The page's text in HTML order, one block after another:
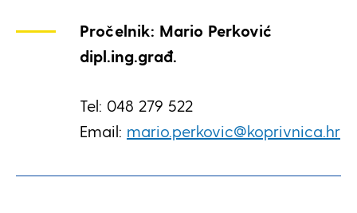
Pročelnik: Mario Perković
dipl.ing.građ.
Tel: 048 279 522
Email: mario.perkovic@koprivnica.hr